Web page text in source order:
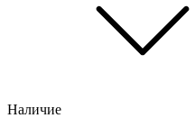
Наличие